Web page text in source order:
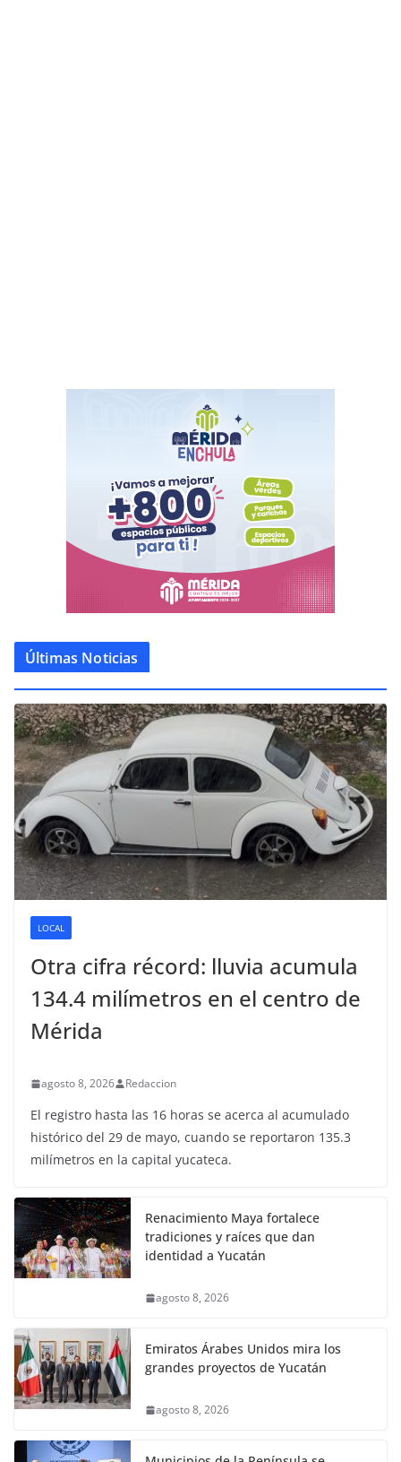
Últimas Noticias
LOCAL
Otra cifra récord: lluvia acumula
134.4 milímetros en el centro de
Mérida
agosto 8, 2026 Redaccion
El registro hasta las 16 horas se acerca al acumulado
histórico del 29 de mayo, cuando se reportaron 135.3
milímetros en la capital yucateca.
Renacimiento Maya fortalece
tradiciones y raíces que dan
identidad a Yucatán
agosto 8, 2026
Emiratos Árabes Unidos mira los
grandes proyectos de Yucatán
agosto 8, 2026